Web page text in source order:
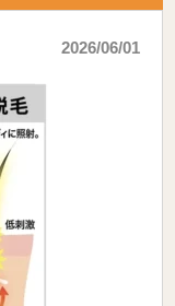
2026/06/01